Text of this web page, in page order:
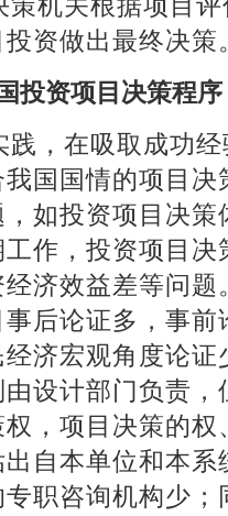
投资做出最终
国投资项目决策
践，在吸取成功
我国国情的项目
如投资项目决
作，投资项目
济效益差等问
后论证多，事
济宏观角度论
设计部门负责
，项目决策的
自本单位和本
职咨询机构少